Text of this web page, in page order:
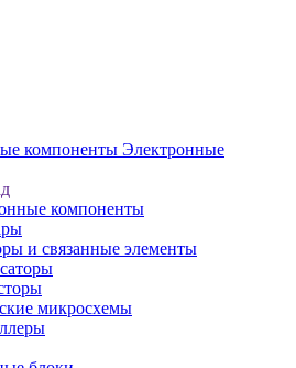
Электронные
компоненты
и связанные элементы
микросхемы